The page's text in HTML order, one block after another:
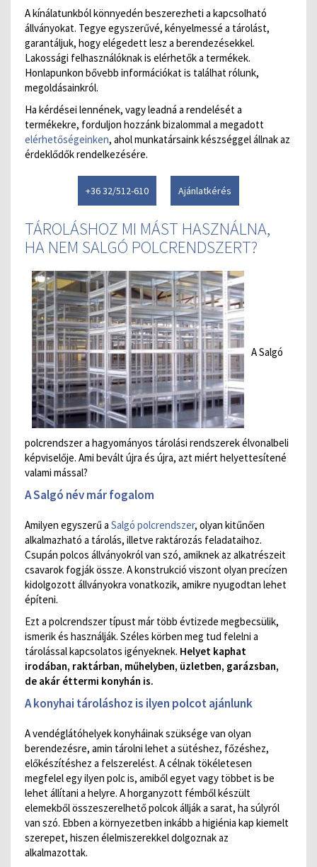
A kínálatunkból könnyedén beszerezheti a kapcsolható
állványokat. Tegye egyszerűvé, kényelmessé a tárolást,
garantáljuk, hogy elégedett lesz a berendezésekkel.
Lakossági felhasználóknak is elérhetők a termékek.
Honlapunkon bővebb információkat is találhat rólunk,
megoldásainkról.
Ha kérdései lennének, vagy leadná a rendelését a
termékekre, forduljon hozzánk bizalommal a megadott
elérhetőségeinken, ahol munkatársaink készséggel állnak az
érdeklődők rendelkezésére.
+36 32/512-610 Ajánlatkérés
TÁROLÁSHOZ MI MÁST HASZNÁLNA,
HA NEM SALGÓ POLCRENDSZERT?
A Salgó
polcrendszer a hagyományos tárolási rendszerek élvonalbeli
képviselője. Ami bevált újra és újra, azt miért helyettesítené
valami mással?
A Salgó név már fogalom
Amilyen egyszerű a Salgó polcrendszer, olyan kitűnően
alkalmazható a tárolás, illetve raktározás feladataihoz.
Csupán polcos állványokról van szó, amiknek az alkatrészeit
csavarok fogják össze. A konstrukció viszont olyan precízen
kidolgozott állványokra vonatkozik, amikre nyugodtan lehet
építeni.
Ezt a polcrendszer típust már több évtizede megbecsülik,
ismerik és használják. Széles körben meg tud felelni a
tárolással kapcsolatos igényeknek. Helyet kaphat
irodában, raktárban, műhelyben, üzletben, garázsban,
de akár éttermi konyhán is.
A konyhai tároláshoz is ilyen polcot ajánlunk
A vendéglátóhelyek konyháinak szüksége van olyan
berendezésre, amin tárolni lehet a sütéshez, főzéshez,
előkészítéshez a felszerelést. A célnak tökéletesen
megfelel egy ilyen polc is, amiből egyet vagy többet is be
lehet állítani a helyre. A horganyzott fémből készült
elemekből összeszerelhető polcok állják a sarat, ha súlyról
van szó. Ebben a környezetben inkább a higiénia kap kiemelt
szerepet, hiszen élelmiszerekkel dolgoznak az
alkalmazottak.